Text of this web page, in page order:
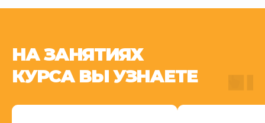
НА ЗАНЯТИЯХ
КУРСА ВЫ УЗНАЕТЕ